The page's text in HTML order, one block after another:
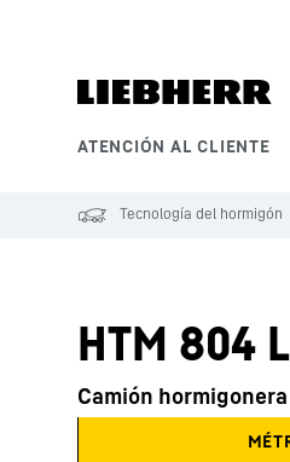
ATENCIÓN AL CLIENTE
Segmentos de
Tecnología del hormigón
HTM 804
Camión hormigonera